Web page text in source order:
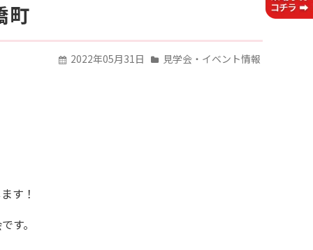
町
2022年05月31日 見学会・イベント情報
す！
す。